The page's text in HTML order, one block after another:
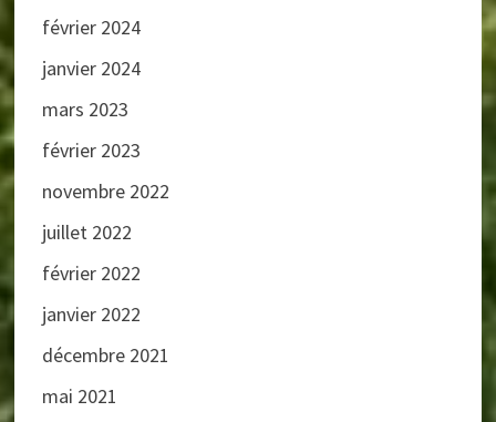
février 2024
janvier 2024
mars 2023
février 2023
novembre 2022
juillet 2022
février 2022
janvier 2022
décembre 2021
mai 2021